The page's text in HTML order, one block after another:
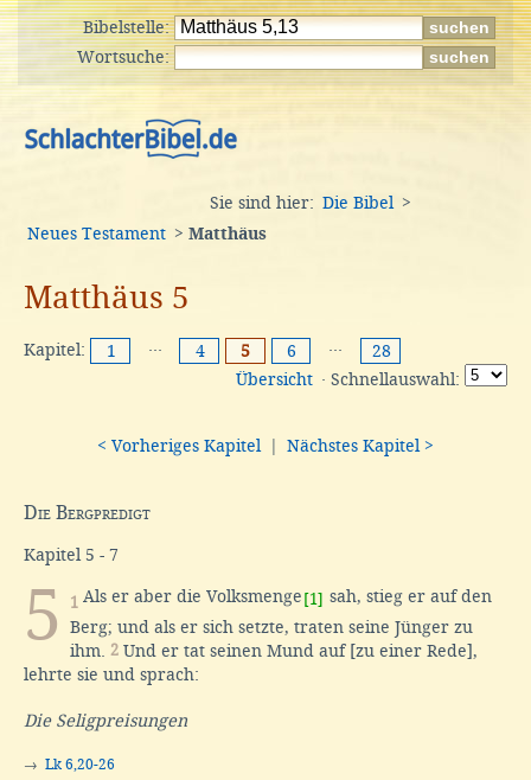
Bibelstelle:
Wortsuche:
Sie sind hier: Die Bibel
>
Neues Testament > Matthäus
Matthäus 5
Kapitel: 1 ··· 4 5 6 ···
28
Übersicht · Schnellauswahl:
< Vorheriges Kapitel Nächstes Kapitel >
Die Bergpredigt
Kapitel 5 - 7
5 1 Als er aber die Volksmenge [1] sah, stieg er auf den
Berg; und als er sich setzte, traten seine Jünger zu
ihm. 2 Und er tat seinen Mund auf [zu einer Rede],
lehrte sie und sprach:
Die Seligpreisungen
→ Lk 6,20-26